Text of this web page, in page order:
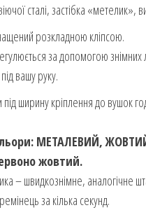
сталі, застібка «метелик»,
розкладною кліпсою.
за допомогою знімних
вашу руку.
під ширину кріплення до вушок
МЕТАЛЕВИЙ,
жовтий.
– швидкознімне, аналогічне
за кілька секунд.